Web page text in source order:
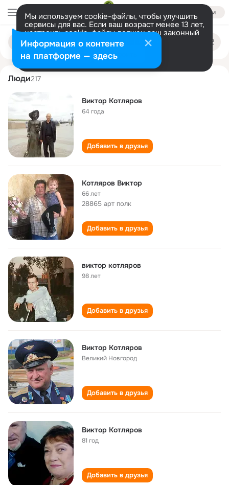
Войти
Мы используем cookie-файлы, чтобы улучшить
сервисы для вас. Если ваш возраст менее 13 лет,
настроить cookie-файлы должен ваш законный
представитель. Больше информации
Разрешить все Настроить
Поиск
людям
viktor kotlyarov
Люди217
Виктор Котляров
64 года
Добавить в друзья
Котляров Виктор
66 лет
28865 арт полк
Добавить в друзья
виктор котляров
98 лет
Добавить в друзья
Виктор Котляров
Великий Новгород
Добавить в друзья
Виктор Котляров
81 год
Добавить в друзья
Информация о контенте
на платформе — здесь